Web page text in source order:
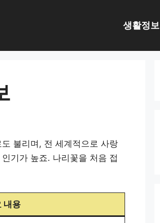
생활정보
불리며, 전 세계적으로 사랑
기가 높죠. 나리꽃을 처음 접
내용